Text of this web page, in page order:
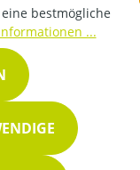
bestmögliche
...